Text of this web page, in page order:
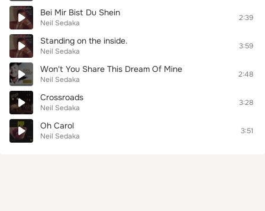
Bei Mir Bist Du Shein
Neil Sedaka
2:39
Standing on the inside.
Neil Sedaka
3:59
Won't You Share This Dream Of Mine
Neil Sedaka
2:48
Crossroads
Neil Sedaka
3:28
Oh Carol
Neil Sedaka
3:51